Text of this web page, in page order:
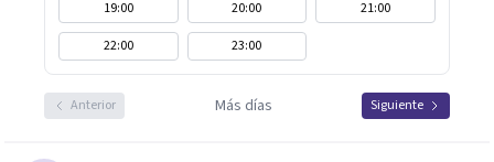
19:00 20:00
21:00
22:00
23:00
Anterior Más días Siguiente